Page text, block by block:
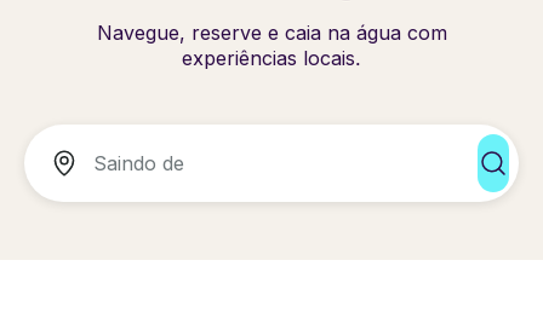
Navegue, reserve e caia na água com
experiências locais.